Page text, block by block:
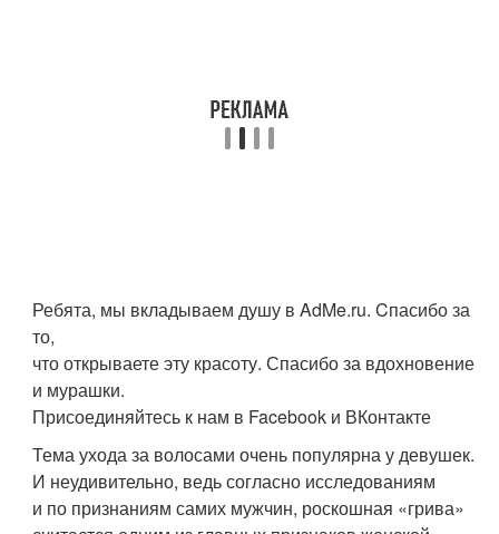
Ребята, мы вкладываем душу в AdMe.ru. Cпасибо за
то,
что открываете эту красоту. Спасибо за вдохновение
и мурашки.
Присоединяйтесь к нам в Facebook и ВКонтакте
Тема ухода за волосами очень популярна у девушек.
И неудивительно, ведь согласно исследованиям
и по признаниям самих мужчин, роскошная «грива»